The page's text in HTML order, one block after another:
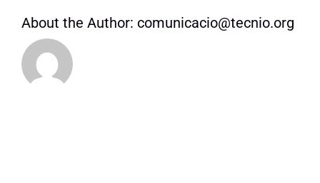
About the Author: comunicacio@tecnio.org